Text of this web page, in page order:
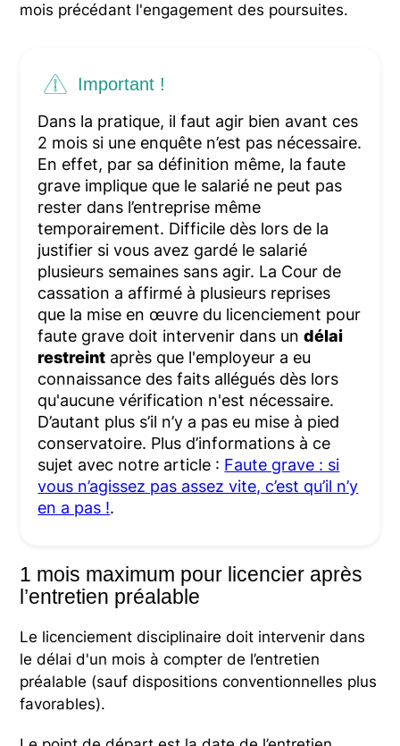
mois précédant l'engagement des poursuites.
Important !
Dans la pratique, il faut agir bien avant ces
2 mois si une enquête n’est pas nécessaire.
En effet, par sa définition même, la faute
grave implique que le salarié ne peut pas
rester dans l’entreprise même
temporairement. Difficile dès lors de la
justifier si vous avez gardé le salarié
plusieurs semaines sans agir. La Cour de
cassation a affirmé à plusieurs reprises
que la mise en œuvre du licenciement pour
faute grave doit intervenir dans undélai
restreint après que l'employeur a eu
connaissance des faits allégués dès lors
qu'aucune vérification n'est nécessaire.
D’autant plus s’il n’y a pas eu mise à pied
conservatoire. Plus d’informations à ce
sujet avec notre article : Faute grave : si
vous n’agissez pas assez vite, c’est qu’il n’y
en a pas !.
1 mois maximum pour licencier après
l’entretien préalable
Le licenciement disciplinaire doit intervenir dans
le délai d'un mois à compter de l’entretien
préalable (sauf dispositions conventionnelles plus
favorables).